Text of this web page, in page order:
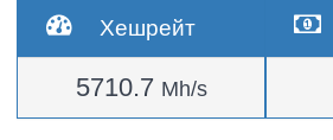
Хешрейт
5710.7 Mh/s